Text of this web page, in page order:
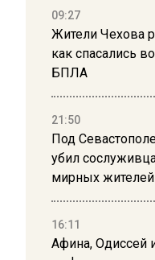
09:27
Жители Чехова
как спасались
БПЛА
21:50
Под
убил
мирных жителей
16:11
Афина, Одиссей